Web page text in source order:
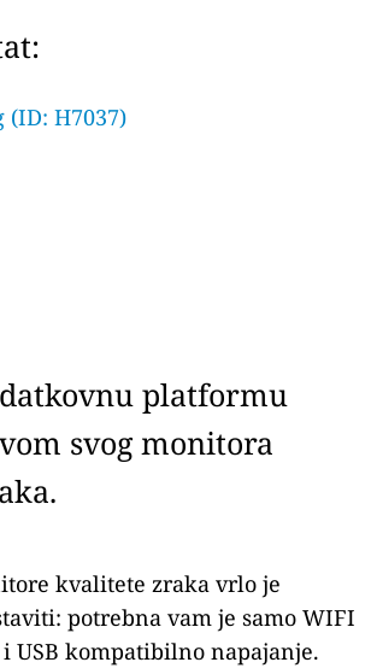
H7037)
platformu
svog monitora
kvalitete zraka vrlo je
potrebna vam je samo WIFI
USB kompatibilno napajanje.